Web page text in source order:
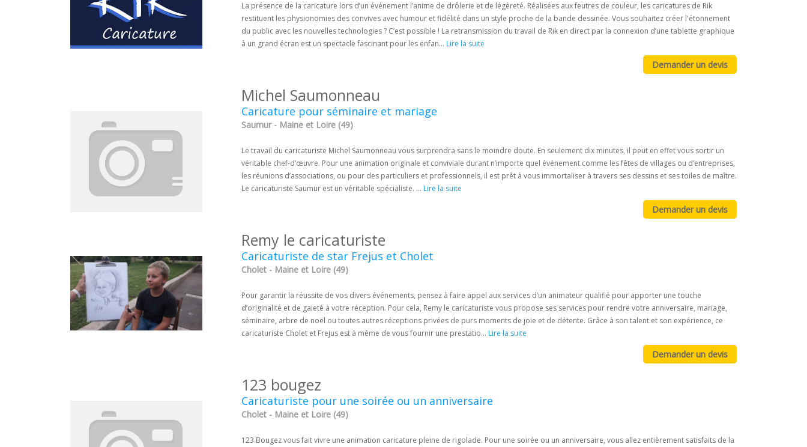
La présence de la caricature lors d’un événement l’anime de drôlerie et de légèreté. Réalisées aux feutres de couleur, les caricatures de Rik
restituent les physionomies des convives avec humour et fidélité dans un style proche de la bande dessinée. Vous souhaitez créer l'étonnement
du public avec les nouvelles technologies ? C’est possible ! La retransmission du travail de Rik en direct par la connexion d’une tablette graphique
à un grand écran est un spectacle fascinant pour les enfan... Lire la suite
Michel Saumonneau
Caricature pour séminaire et mariage
Saumur - Maine et Loire (49)
Le travail du caricaturiste Michel Saumonneau vous surprendra sans le moindre doute. En seulement dix minutes, il peut en effet vous sortir un
véritable chef-d’œuvre. Pour une animation originale et conviviale durant n’importe quel événement comme les fêtes de villages ou d’entreprises,
les réunions d’associations, ou pour des particuliers et professionnels, il est prêt à vous immortaliser à travers ses dessins et ses toiles de maître.
Le caricaturiste Saumur est un véritable spécialiste. ... Lire la suite
Remy le caricaturiste
Caricaturiste de star Frejus et Cholet
Cholet - Maine et Loire (49)
Pour garantir la réussite de vos divers événements, pensez à faire appel aux services d’un animateur qualifié pour apporter une touche
d’originalité et de gaieté à votre réception. Pour cela, Remy le caricaturiste vous propose ses services pour rendre votre anniversaire, mariage,
séminaire, arbre de noël ou toutes autres réceptions privées de purs moments de joie et de détente. Grâce à son talent et son expérience, ce
caricaturiste Cholet et Frejus est à même de vous fournir une prestatio... Lire la suite
123 bougez
Caricaturiste pour une soirée ou un anniversaire
Cholet - Maine et Loire (49)
123 Bougez vous fait vivre une animation caricature pleine de rigolade. Pour une soirée ou un anniversaire, vous allez entièrement satisfaits de la